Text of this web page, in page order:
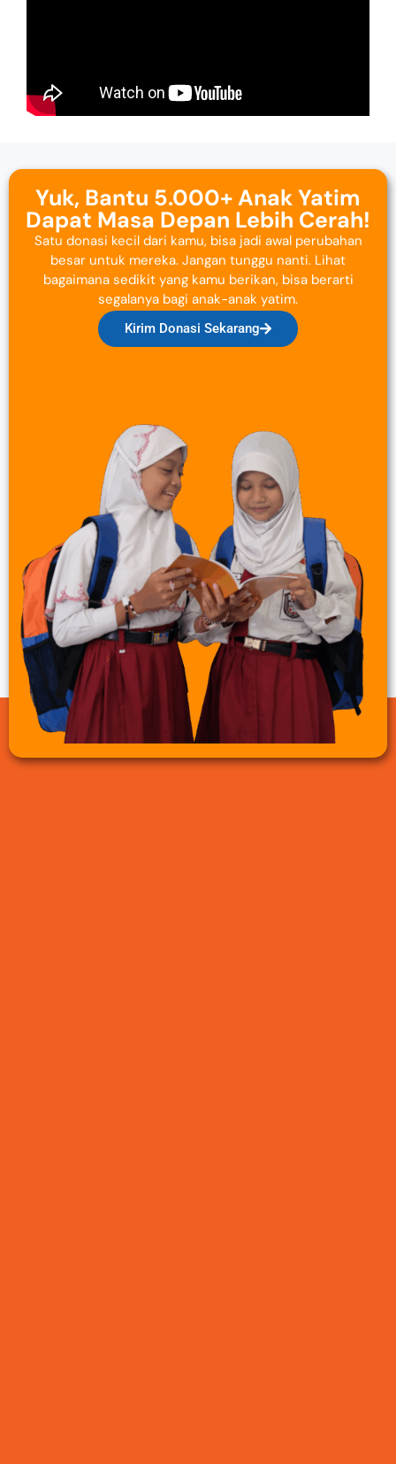
Yuk, Bantu 5.000+ Anak Yatim
Dapat Masa Depan Lebih Cerah!
Satu donasi kecil dari kamu, bisa jadi awal perubahan
besar untuk mereka. Jangan tunggu nanti. Lihat
bagaimana sedikit yang kamu berikan, bisa berarti
segalanya bagi anak-anak yatim.
Kirim Donasi Sekarang